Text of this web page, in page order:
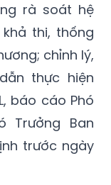
rà soát hệ
khả thi, thống
chỉnh lý,
thực hiện
báo cáo Phó
Trưởng Ban
trước ngày